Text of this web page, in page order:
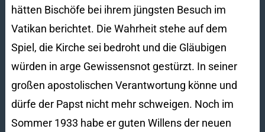
hätten Bischöfe bei ihrem jüngsten Besuch im
Vatikan berichtet. Die Wahrheit stehe auf dem
Spiel, die Kirche sei bedroht und die Gläubigen
würden in arge Gewissensnot gestürzt. In seiner
großen apostolischen Verantwortung könne und
dürfe der Papst nicht mehr schweigen. Noch im
Sommer 1933 habe er guten Willens der neuen